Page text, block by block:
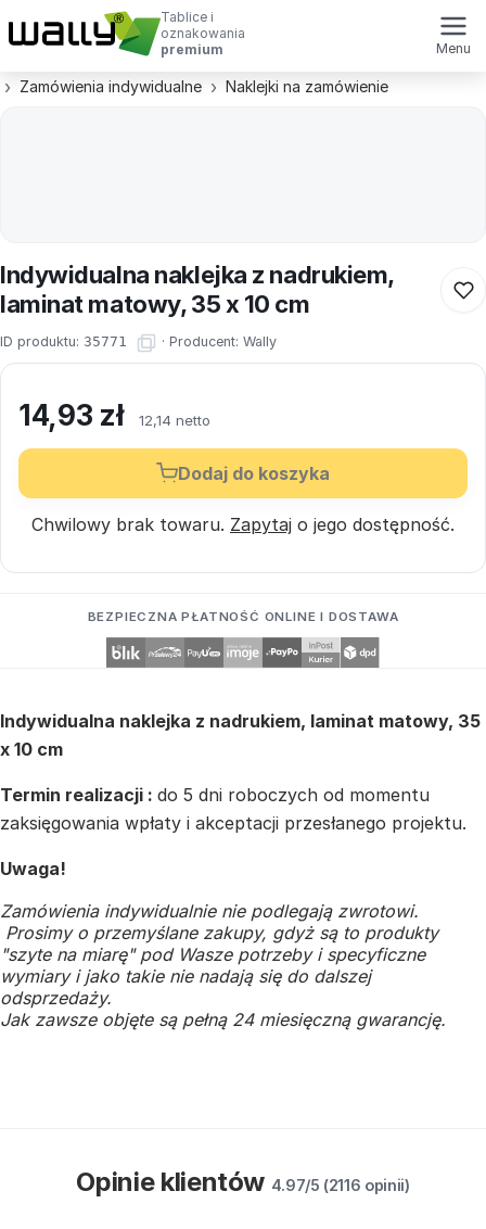
Tablice i
oznakowania
premium
Menu
Zamówienia indywidualne Naklejki na zamówienie
Indywidualna naklejka z nadrukiem,
laminat matowy, 35 x 10 cm
ID produktu: 35771 · Producent: Wally
14,93 zł 12,14 netto
Dodaj do koszyka
Chwilowy brak towaru. Zapytaj o jego dostępność.
BEZPIECZNA PŁATNOŚĆ ONLINE I DOSTAWA
Indywidualna naklejka z nadrukiem, laminat matowy, 35
x 10 cm
Termin realizacji : do 5 dni roboczych od momentu
zaksięgowania wpłaty i akceptacji przesłanego projektu.
Uwaga!
Zamówienia indywidualnie nie podlegają zwrotowi.
Prosimy o przemyślane zakupy, gdyż są to produkty
"szyte na miarę" pod Wasze potrzeby i specyficzne
wymiary i jako takie nie nadają się do dalszej
odsprzedaży.
Jak zawsze objęte są pełną 24 miesięczną gwarancję.
Opinie klientów 4.97/5 (2116 opinii)